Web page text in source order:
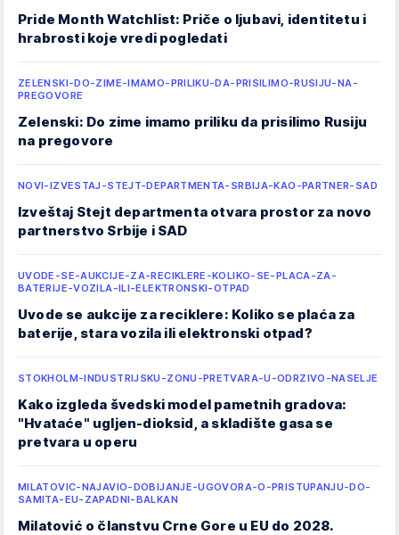
Pride Month Watchlist: Priče o ljubavi, identitetu i
hrabrosti koje vredi pogledati
ZELENSKI-DO-ZIME-IMAMO-PRILIKU-DA-PRISILIMO-RUSIJU-NA-
PREGOVORE
Zelenski: Do zime imamo priliku da prisilimo Rusiju
na pregovore
NOVI-IZVESTAJ-STEJT-DEPARTMENTA-SRBIJA-KAO-PARTNER-SAD
Izveštaj Stejt departmenta otvara prostor za novo
partnerstvo Srbije i SAD
UVODE-SE-AUKCIJE-ZA-RECIKLERE-KOLIKO-SE-PLACA-ZA-
BATERIJE-VOZILA-ILI-ELEKTRONSKI-OTPAD
Uvode se aukcije za reciklere: Koliko se plaća za
baterije, stara vozila ili elektronski otpad?
STOKHOLM-INDUSTRIJSKU-ZONU-PRETVARA-U-ODRZIVO-NASELJE
Kako izgleda švedski model pametnih gradova:
"Hvataće" ugljen-dioksid, a skladište gasa se
pretvara u operu
MILATOVIC-NAJAVIO-DOBIJANJE-UGOVORA-O-PRISTUPANJU-DO-
SAMITA-EU-ZAPADNI-BALKAN
Milatović o članstvu Crne Gore u EU do 2028.